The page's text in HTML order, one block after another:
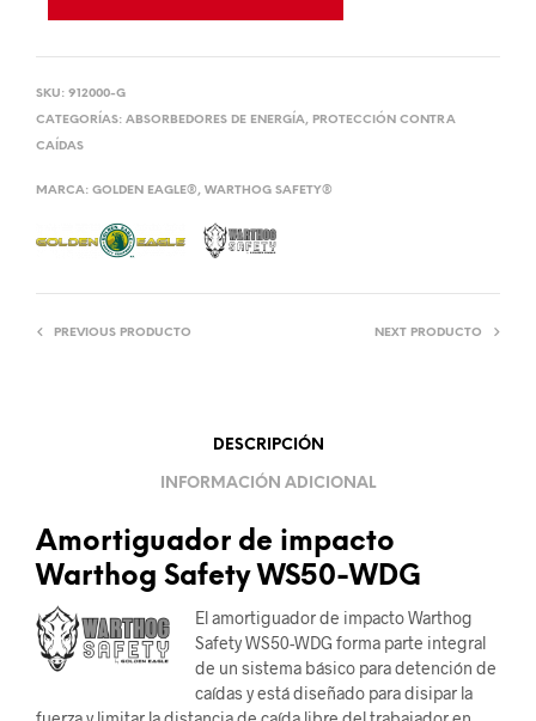
SKU: 912000-G
CATEGORÍAS: ABSORBEDORES DE ENERGÍA, PROTECCIÓN CONTRA
CAÍDAS
MARCA: GOLDEN EAGLE®, WARTHOG SAFETY®
PREVIOUS PRODUCTO NEXT PRODUCTO
DESCRIPCIÓN
INFORMACIÓN ADICIONAL
Amortiguador de impacto
Warthog Safety WS50-WDG
El amortiguador de impacto Warthog
Safety WS50-WDG forma parte integral
de un sistema básico para detención de
caídas y está diseñado para disipar la